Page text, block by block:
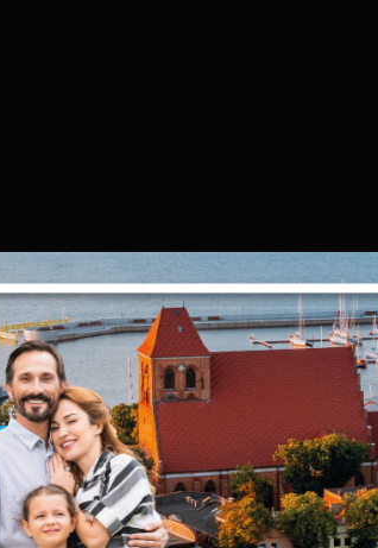
Twoją prywatność. Możesz zmienić
zaakceptować je wszystkie. W
możesz dokonać zmiany swoich ustawień.
pliki cookies służą do prawidłowego
strony internetowej i umożliwiają Ci
korzystanie z oferowanych przez nas